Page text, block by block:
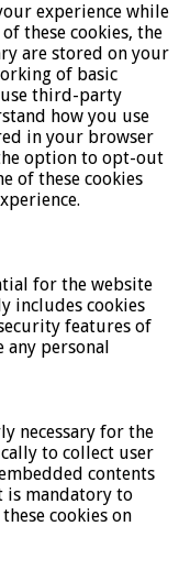
experience while
these cookies, the
are stored on your
of basic
third-party
how you use
in your browser
option to opt-out
of these cookies
for the website
includes cookies
features of
personal
necessary for the
to collect user
contents
is mandatory to
cookies on